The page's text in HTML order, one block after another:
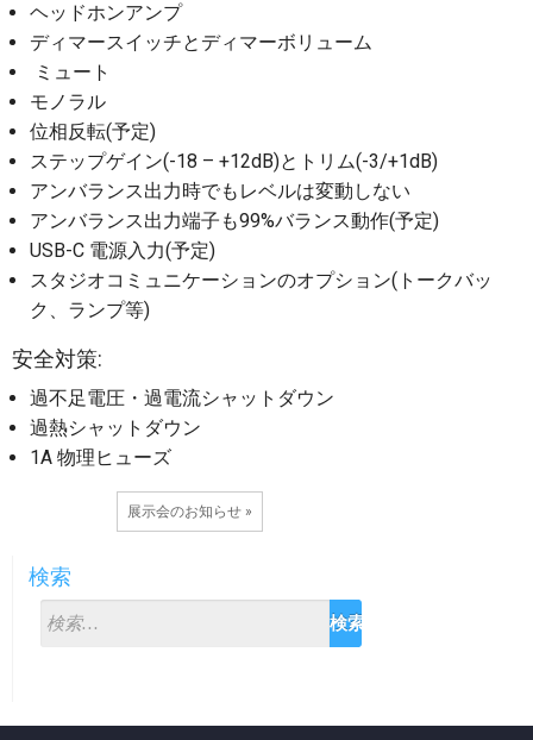
ヘッドホンアンプ
ディマースイッチとディマーボリューム
ミュート
モノラル
位相反転(予定)
ステップゲイン(-18 – +12dB)とトリム(-3/+1dB)
アンバランス出力時でもレベルは変動しない
アンバランス出力端子も99%バランス動作(予定)
USB-C 電源入力(予定)
スタジオコミュニケーションのオプション(トークバッ
ク、ランプ等)
安全対策:
過不足電圧・過電流シャットダウン
過熱シャットダウン
1A 物理ヒューズ
展示会のお知らせ »
検索